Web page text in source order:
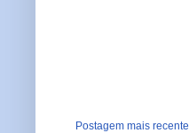
Postagem mais recente